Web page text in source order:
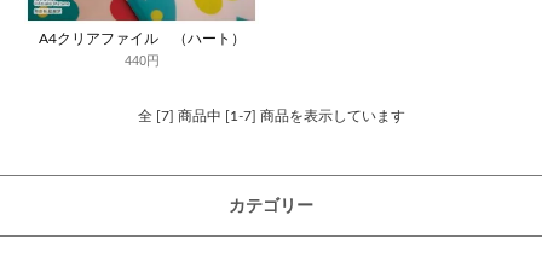
A4クリアファイル （ハート）
440円
全 [7] 商品中 [1-7] 商品を表示しています
カテゴリー